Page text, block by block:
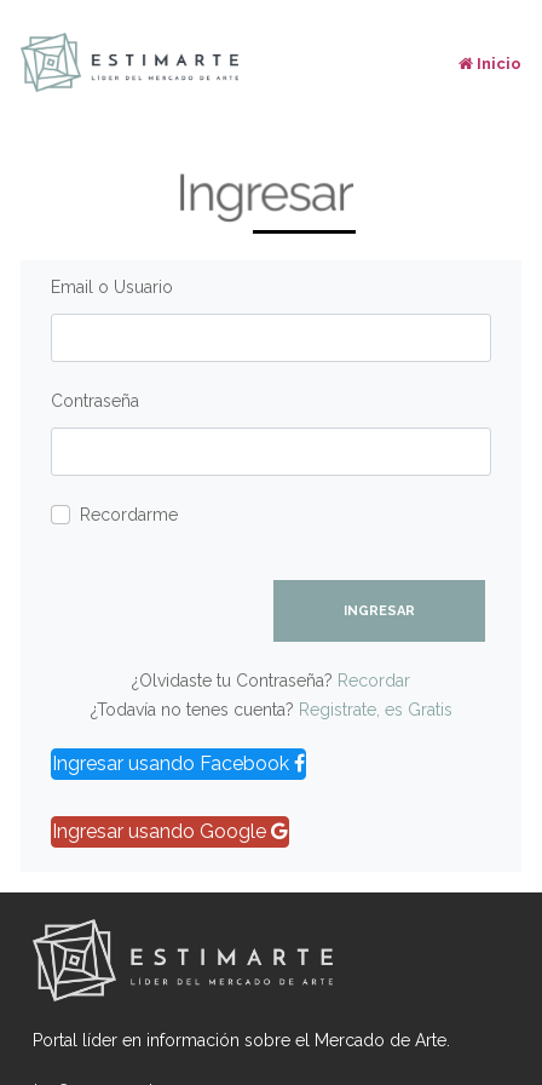
Inicio
Email o Usuario
Contraseña
Recordarme
INGRESAR
¿Olvidaste tu Contraseña? Recordar
¿Todavía no tenes cuenta? Registrate, es Gratis
Ingresar usando Facebook
Ingresar usando Google
Portal líder en información sobre el Mercado de Arte.